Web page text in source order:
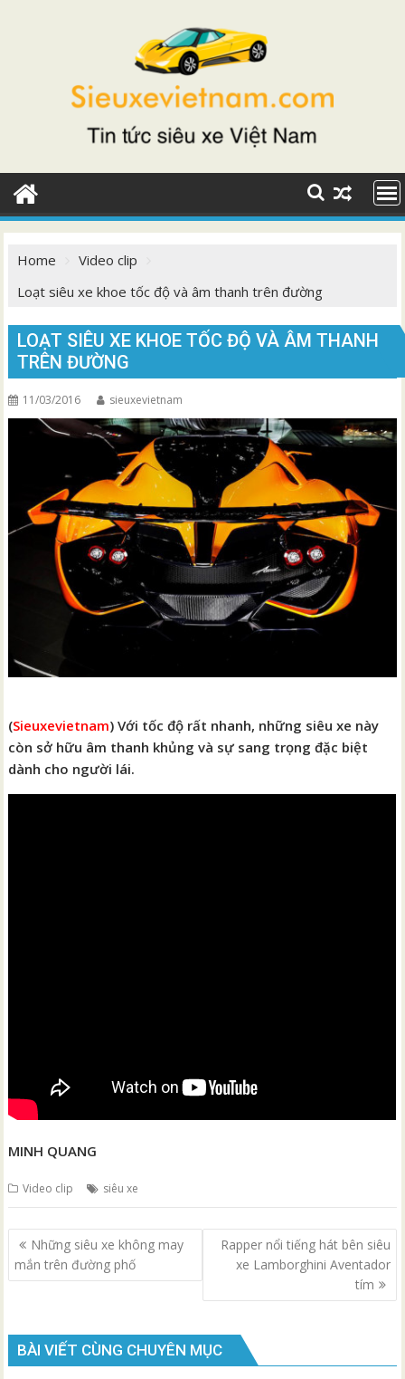
Home
Video clip
Loạt siêu xe khoe tốc độ và âm thanh trên đường
LOẠT SIÊU XE KHOE TỐC ĐỘ VÀ ÂM THANH
TRÊN ĐƯỜNG
11/03/2016 sieuxevietnam
(Sieuxevietnam) Với tốc độ rất nhanh, những siêu xe này
còn sở hữu âm thanh khủng và sự sang trọng đặc biệt
dành cho người lái.
MINH QUANG
Video clip siêu xe
Điều
hướng
bài
Những siêu xe không may
mắn trên đường phố
Rapper nổi tiếng hát bên siêu
xe Lamborghini Aventador
tím
BÀI VIẾT CÙNG CHUYÊN MỤC